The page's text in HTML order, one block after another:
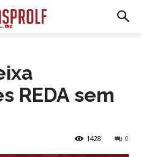
REDA sem
0
1428